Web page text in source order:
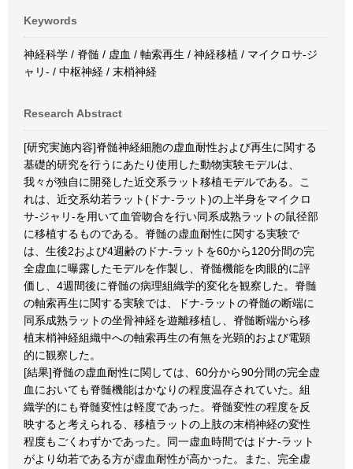
Keywords
神経科学 / 脊髄 / 虚血 / 軸索再生 / 神経移植 / マイクロサ-ジ
ャリ- / 中枢神経 / 末梢神経
Research Abstract
[研究実施内容]脊髄神経細胞の虚血耐性および再生に関する
基礎的研究を行うにあたり使用した動物実験モデルは、
我々が独自に開発した近交系ラット移植モデルである。こ
れは、近交系幼若ラット(ドナ-ラット)の上半身をマイクロ
サ-ジャリ-を用いて血管吻合を行い同系成熟ラットの鼠径部
に移植するものである。脊髄の虚血耐性に関する実験で
は、生後2および4週齢のドナ-ラットを60から120分間の完
全虚血に曝露したモデルを作製し、脊髄機能を肉眼的に評
価し、4週間後に脊髄の病理組織学的変化を観察した。脊髄
の軸索再生に関する実験では、ドナ-ラットの脊髄の断端に
同系成熟ラットの坐骨神経を遊離移植し、脊髄断端から移
植末梢神経組織中への軸索再生の有無を光顕的および電顕
的に観察した。
[結果]脊髄の虚血耐性に関しては、60分から90分間の完全虚
血においても脊髄機能はかなりの程度温存されていた。組
織学的にも脊髄変性は軽度であった。脊髄変性の程度を反
映すると考えられる、移植ラットの上肢の末梢神経の変性
程度もごくわずかであった。同一虚血時間ではドナ-ラット
がより幼若である方が虚血耐性が高かった。また、完全虚